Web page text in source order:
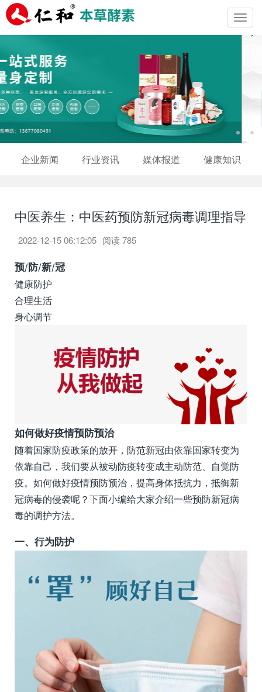
企业新闻 行业资讯 媒体报道 健康知识
中医养生：中医药预防新冠病毒调理指导
2022-12-15 06:12:05 阅读785
预/防/新/冠
健康防护
合理生活
身心调节
如何做好疫情预防预治
随着国家防疫政策的放开，防范新冠由依靠国家转变为
依靠自己，我们要从被动防疫转变成主动防范、自觉防
疫。如何做好疫情预防预治，提高身体抵抗力，抵御新
冠病毒的侵袭呢？下面小编给大家介绍一些预防新冠病
毒的调护方法。
一、行为防护